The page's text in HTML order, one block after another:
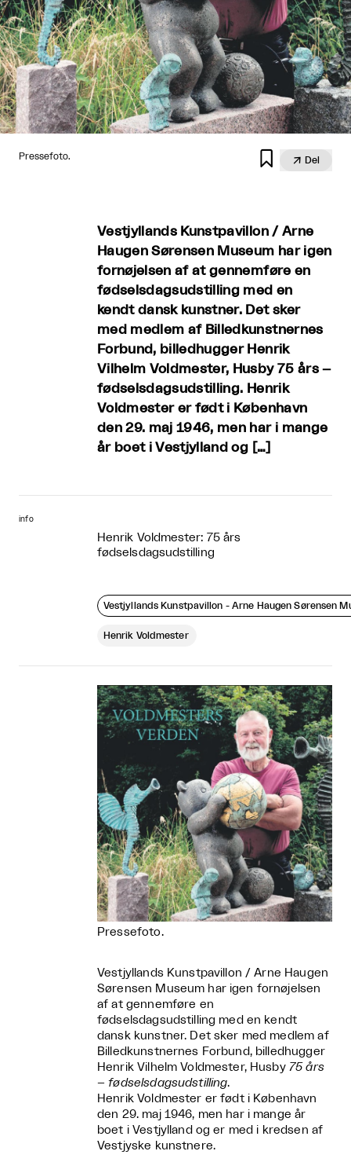
Pressefoto.   Del
Vestjyllands Kunstpavillon / Arne
Haugen Sørensen Museum har igen
fornøjelsen af at gennemføre en
fødselsdagsudstilling med en
kendt dansk kunstner. Det sker
med medlem af Billedkunstnernes
Forbund, billedhugger Henrik
Vilhelm Voldmester, Husby 75 års –
fødselsdagsudstilling. Henrik
Voldmester er født i København
den 29. maj 1946, men har i mange
år boet i Vestjylland og […]
info
Henrik Voldmester: 75 års
fødselsdagsudstilling
Vestjyllands Kunstpavillon - Arne Haugen Sørensen
Henrik Voldmester
Pressefoto.
Vestjyllands Kunstpavillon / Arne Haugen
Sørensen Museum har igen fornøjelsen
af at gennemføre en
fødselsdagsudstilling med en kendt
dansk kunstner. Det sker med medlem af
Billedkunstnernes Forbund, billedhugger
Henrik Vilhelm Voldmester, Husby 75 års
– fødselsdagsudstilling.
Henrik Voldmester er født i København
den 29. maj 1946, men har i mange år
boet i Vestjylland og er med i kredsen af
Vestjyske kunstnere.